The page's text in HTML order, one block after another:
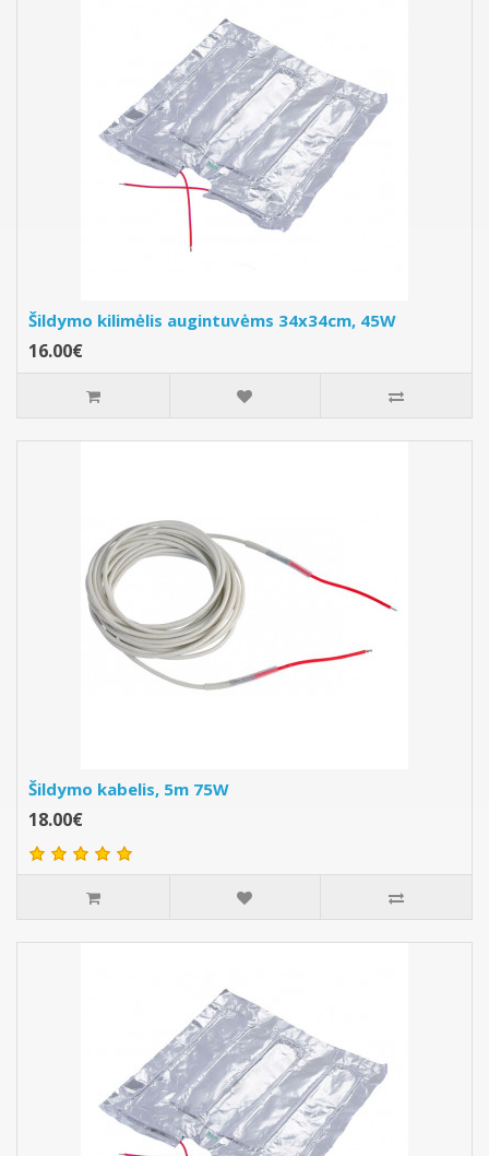
Šildymo kilimėlis augintuvėms 34x34cm, 45W
16.00€
Šildymo kabelis, 5m 75W
18.00€